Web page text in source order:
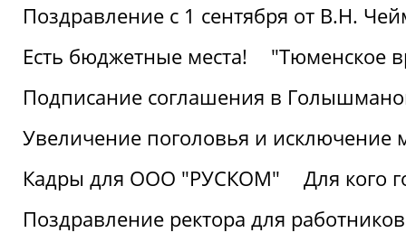
Поздравление с 1 сентября от В.Н.
Есть бюджетные места!
"Тюменское
Подписание соглашения в
Увеличение поголовья и исключение
Кадры для ООО "РУСКОМ"
Для кого
Поздравление ректора для